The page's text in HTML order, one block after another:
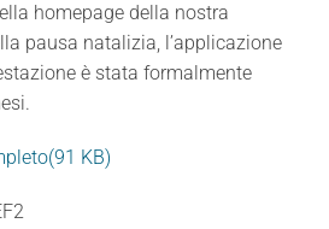
homepage della nostra
pausa natalizia, l’applicazione
è stata formalmente
(91 KB)